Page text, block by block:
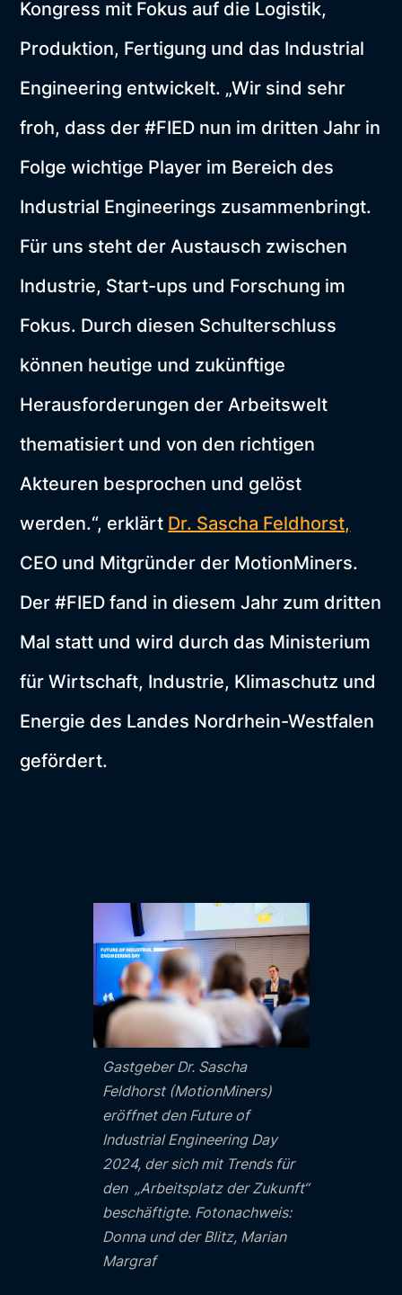
Kongress mit Fokus auf die Logistik,
Produktion, Fertigung und das Industrial
Engineering entwickelt. „Wir sind sehr
froh, dass der #FIED nun im dritten Jahr in
Folge wichtige Player im Bereich des
Industrial Engineerings zusammenbringt.
Für uns steht der Austausch zwischen
Industrie, Start-ups und Forschung im
Fokus. Durch diesen Schulterschluss
können heutige und zukünftige
Herausforderungen der Arbeitswelt
thematisiert und von den richtigen
Akteuren besprochen und gelöst
werden.“, erklärt Dr. Sascha Feldhorst,
CEO und Mitgründer der MotionMiners.
Der #FIED fand in diesem Jahr zum dritten
Mal statt und wird durch das Ministerium
für Wirtschaft, Industrie, Klimaschutz und
Energie des Landes Nordrhein-Westfalen
gefördert.
Gastgeber Dr. Sascha
Feldhorst (MotionMiners)
eröffnet den Future of
Industrial Engineering Day
2024, der sich mit Trends für
den „Arbeitsplatz der Zukunft“
beschäftigte. Fotonachweis:
Donna und der Blitz, Marian
Margraf